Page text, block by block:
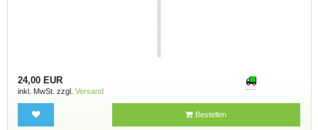
24,00 EUR
inkl. MwSt. zzgl. Versand
Bestellen